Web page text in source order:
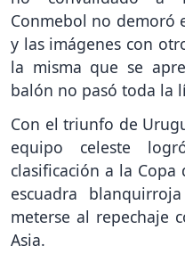
Conmebol no demoró
y las imágenes con
la misma que se
balón no pasó toda la
Con el triunfo de
equipo celeste
clasificación a la
escuadra
meterse al repechaje
Asia.